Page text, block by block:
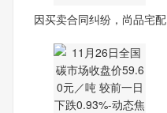
因买卖合同纠纷，尚品宅配